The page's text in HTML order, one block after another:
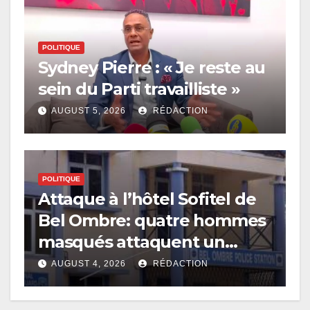
POLITIQUE
Sydney Pierre : « Je reste au
sein du Parti travailliste »
AUGUST 5, 2026 RÉDACTION
POLITIQUE
Attaque à l’hôtel Sofitel de
Bel Ombre: quatre hommes
masqués attaquent un
réceptionniste
AUGUST 4, 2026 RÉDACTION